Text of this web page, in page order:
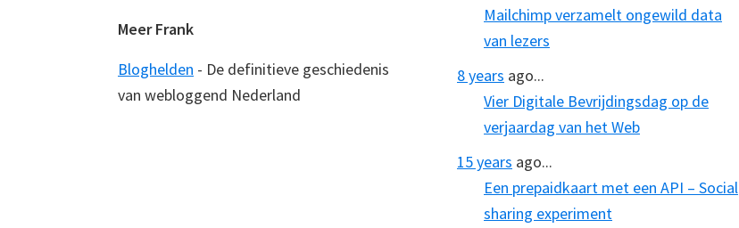
Meer Frank
Bloghelden - De definitieve geschiedenis
van webloggend Nederland
Mailchimp verzamelt ongewild data
van lezers
8 years ago...
Vier Digitale Bevrijdingsdag op de
verjaardag van het Web
15 years ago...
Een prepaidkaart met een API – Social
sharing experiment